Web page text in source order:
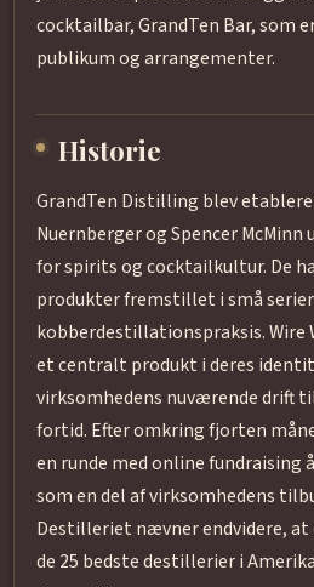
cocktailbar, GrandTen Bar, som
publikum og arrangementer.
Historie
GrandTen Distilling blev
Nuernberger og Spencer
for spirits og cocktailkultur. De
produkter fremstillet i små
kobberdestillationspraksis. Wire
et centralt produkt i deres
virksomhedens nuværende drift
fortid. Efter omkring fjorten
en runde med online fundraising
som en del af virksomhedens
Destilleriet nævner endvidere,
de 25 bedste destillerier i